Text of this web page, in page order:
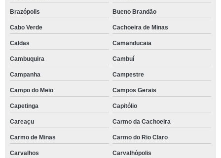
Brazópolis Bueno Brandão
Cabo Verde Cachoeira de Minas
Caldas Camanducaia
Cambuquira Cambuí
Campanha Campestre
Campo do Meio Campos Gerais
Capetinga Capitólio
Careaçu Carmo da Cachoeira
Carmo de Minas Carmo do Rio Claro
Carvalhos Carvalhópolis